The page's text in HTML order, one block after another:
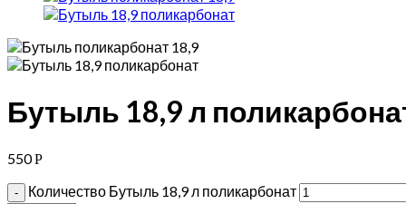
Бутыль 18,9 л
550Р
Количество Бутыль 18,9 л поликарбонат